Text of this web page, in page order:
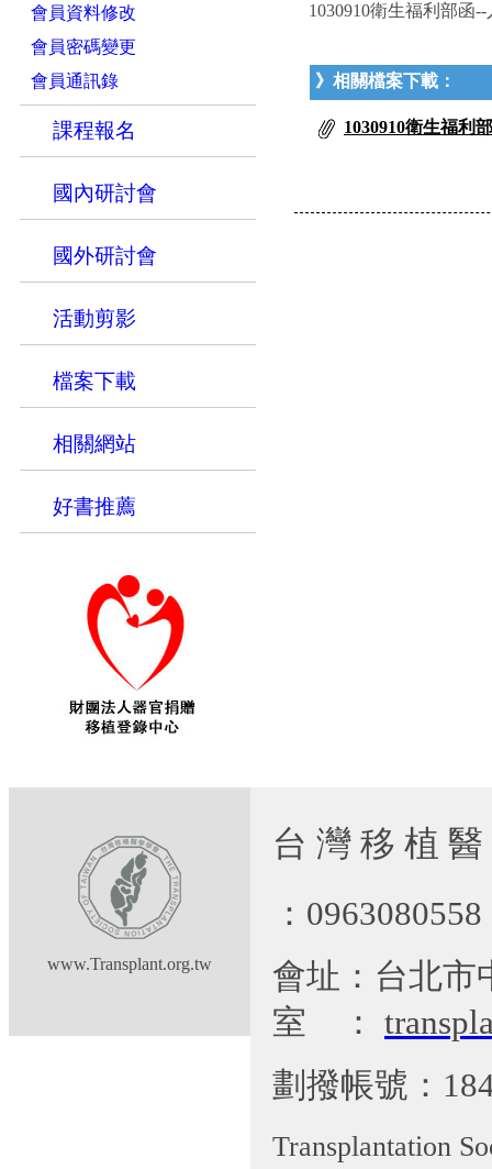
會員資料修改
會員密碼變更
會員通訊錄
課程報名
國內研討會
國外研討會
活動剪影
檔案下載
相關網站
好書推薦
1030910衛生福利部函
》相關檔案下載：
1030910衛生福利
www.Transplant.org.tw
台 灣 移 植
：
會址：台北市
室
：
劃撥帳號：
Transplantation